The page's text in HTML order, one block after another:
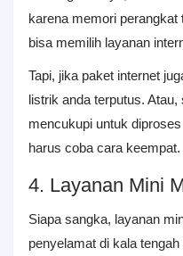
karena memori
bisa memilih layanan
Tapi, jika paket internet
listrik anda terputus.
mencukupi untuk
harus coba cara keempat.
4. Layanan Mini
Siapa sangka, layanan
penyelamat di kala